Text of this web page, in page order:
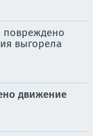
повреждено
выгорела
движение